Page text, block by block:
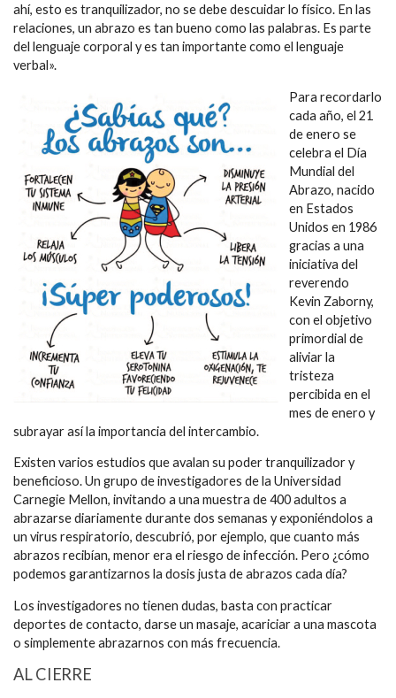
ahí, esto es tranquilizador, no se debe descuidar lo físico. En las
relaciones, un abrazo es tan bueno como las palabras. Es parte
del lenguaje corporal y es tan importante como el lenguaje
verbal».
Para recordarlo
cada año, el 21
de enero se
celebra el Día
Mundial del
Abrazo, nacido
en Estados
Unidos en 1986
gracias a una
iniciativa del
reverendo
Kevin Zaborny,
con el objetivo
primordial de
aliviar la
tristeza
percibida en el
mes de enero y
subrayar así la importancia del intercambio.
Existen varios estudios que avalan su poder tranquilizador y
beneficioso. Un grupo de investigadores de la Universidad
Carnegie Mellon, invitando a una muestra de 400 adultos a
abrazarse diariamente durante dos semanas y exponiéndolos a
un virus respiratorio, descubrió, por ejemplo, que cuanto más
abrazos recibían, menor era el riesgo de infección. Pero ¿cómo
podemos garantizarnos la dosis justa de abrazos cada día?
Los investigadores no tienen dudas, basta con practicar
deportes de contacto, darse un masaje, acariciar a una mascota
o simplemente abrazarnos con más frecuencia.
AL CIERRE